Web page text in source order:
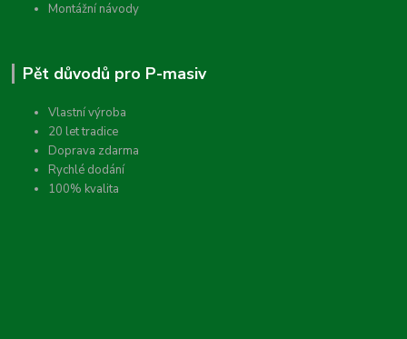
Montážní návody
Pět důvodů pro P-masiv
Vlastní výroba
20 let tradice
Doprava zdarma
Rychlé dodání
100% kvalita